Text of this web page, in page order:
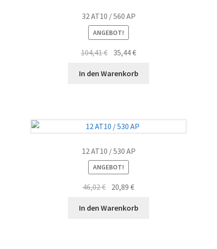
32 AT10 / 560 AP
ANGEBOT!
104,41€ Ursprünglicher
war:
35,44€Aktueller
ist:
In den Warenkorb
12 AT10 / 530 AP
ANGEBOT!
46,02€ Ursprünglicher
war:
20,89€Aktueller
ist:
In den Warenkorb